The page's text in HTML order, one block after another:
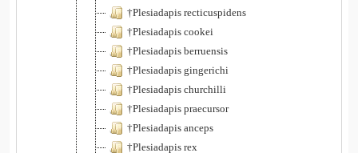
†Plesiadapis recticuspidens
†Plesiadapis cookei
†Plesiadapis berruensis
†Plesiadapis gingerichi
†Plesiadapis churchilli
†Plesiadapis praecursor
†Plesiadapis anceps
†Plesiadapis rex